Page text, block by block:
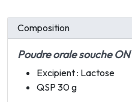
Composition
Poudre orale souche
Excipient : Lactose
QSP 30 g